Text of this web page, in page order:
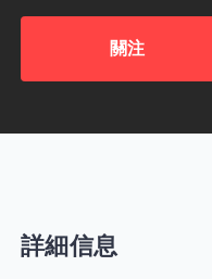
關注
詳細信息